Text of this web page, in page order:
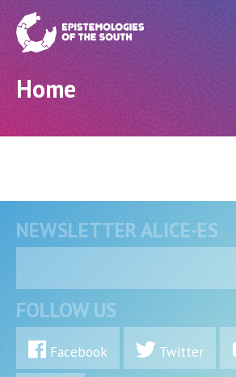
Home
NEWSLETTER ALICE-ES
FOLLOW US
Facebook Twitter